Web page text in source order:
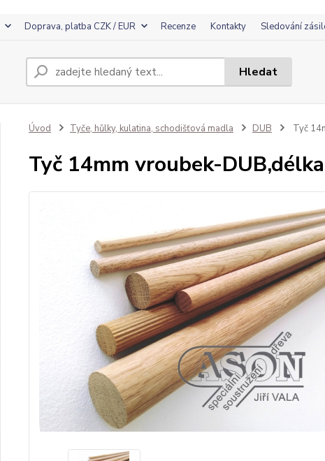
Doprava, platba CZK / EUR Recenze Kontakty Sledování
Hledat
Úvod Tyče, hůlky, kulatina, schodišťová madla DUB Tyč
Tyč 14mm vroubek-